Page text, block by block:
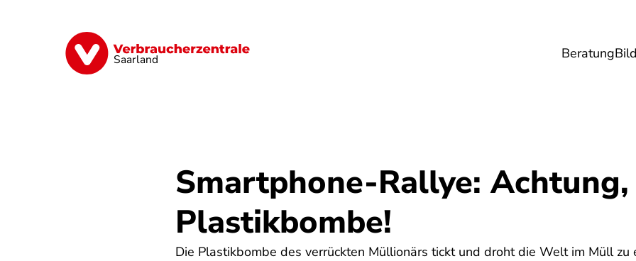
Saarland Beratung
Digitales Energie Finanzen
Smartphone-Rallye: Achtung,
Plastikbombe!
Die Plastikbombe des verrückten Müllionärs tickt und droht die Welt im Müll zu